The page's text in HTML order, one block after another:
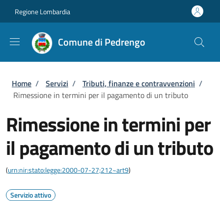
Regione Lombardia
Comune di Pedrengo
Briciole di pane
Home / Servizi / Tributi, finanze e contravvenzioni /
Rimessione in termini per il pagamento di un tributo
Rimessione in termini per
il pagamento di un tributo
(urn:nir:stato:legge:2000-07-27;212~art9)
Servizio attivo